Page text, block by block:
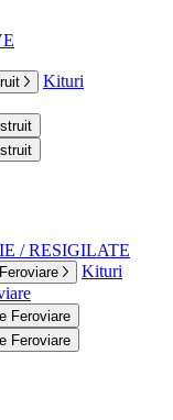
Kituri
/ RESIGILATE
Kituri
Feroviare
Feroviare